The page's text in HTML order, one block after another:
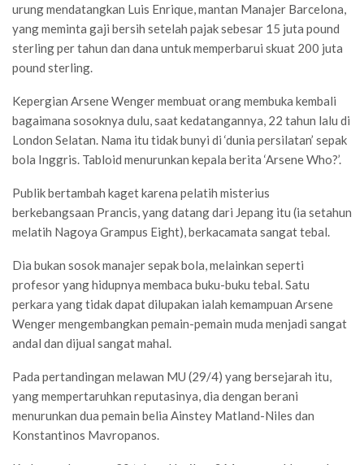
urung mendatangkan Luis Enrique, mantan Manajer Barcelona,
yang meminta gaji bersih setelah pajak sebesar 15 juta pound
sterling per tahun dan dana untuk memperbarui skuat 200 juta
pound sterling.
Kepergian Arsene Wenger membuat orang membuka kembali
bagaimana sosoknya dulu, saat kedatangannya, 22 tahun lalu di
London Selatan. Nama itu tidak bunyi di ‘dunia persilatan’ sepak
bola Inggris. Tabloid menurunkan kepala berita ‘Arsene Who?’.
Publik bertambah kaget karena pelatih misterius
berkebangsaan Prancis, yang datang dari Jepang itu (ia setahun
melatih Nagoya Grampus Eight), berkacamata sangat tebal.
Dia bukan sosok manajer sepak bola, melainkan seperti
profesor yang hidupnya membaca buku-buku tebal. Satu
perkara yang tidak dapat dilupakan ialah kemampuan Arsene
Wenger mengembangkan pemain-pemain muda menjadi sangat
andal dan dijual sangat mahal.
Pada pertandingan melawan MU (29/4) yang bersejarah itu,
yang mempertaruhkan reputasinya, dia dengan berani
menurunkan dua pemain belia Ainstey Matland-Niles dan
Konstantinos Mavropanos.